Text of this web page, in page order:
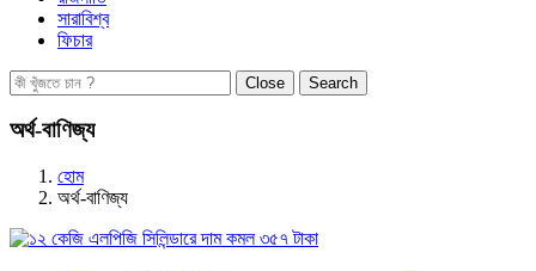
সারাবিশ্ব
ফিচার
Close Search
অর্থ-বাণিজ্য
হোম
অর্থ-বাণিজ্য